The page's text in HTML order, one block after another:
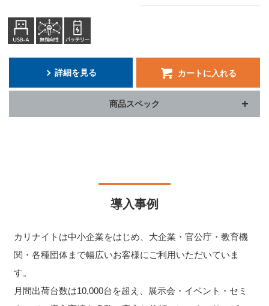
詳細を見る カートに入れる
商品スペック
導入事例
カリナイトは中小企業をはじめ、大企業・官公庁・教育機
関・各種団体まで幅広いお客様にご利用いただいていま
す。
月間出荷台数は10,000台を超え、展示会・イベント・セミ